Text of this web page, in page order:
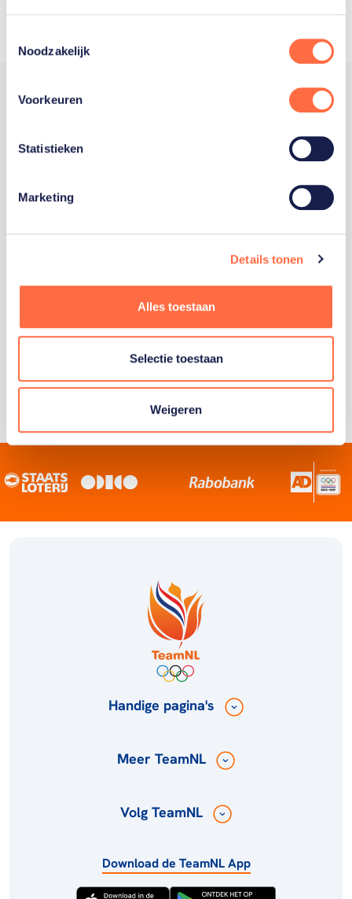
Noodzakelijk
Voorkeuren
Statistieken
Marketing
Details tonen
Alles toestaan
Selectie toestaan
Weigeren
Trotse hoofdsponsor
Staatsloterij is trotse hoofdsponsor van
sportiefste land van de wereld maken.
Handige pagina's
Meer TeamNL
Volg TeamNL
Download de TeamNL App